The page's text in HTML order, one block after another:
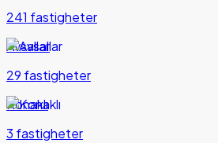
241 fastigheter
Avsallar
29 fastigheter
Konaklı
3 fastigheter